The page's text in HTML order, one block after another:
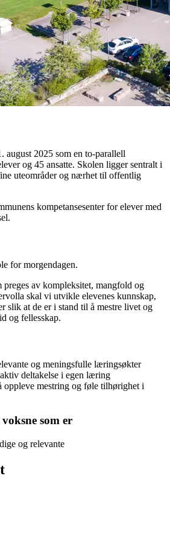
august 2025 som en to-parallell
og 45 ansatte. Skolen ligger sentralt i
uteområder og nærhet til offentlig
kompetansesenter for elever med
for morgendagen.
av kompleksitet, mangfold og
skal vi utvikle elevenes kunnskap,
slik at de er i stand til å mestre livet og
og fellesskap.
og meningsfulle læringsøkter
deltakelse i egen læring
oppleve mestring og føle tilhørighet i
som er
og relevante